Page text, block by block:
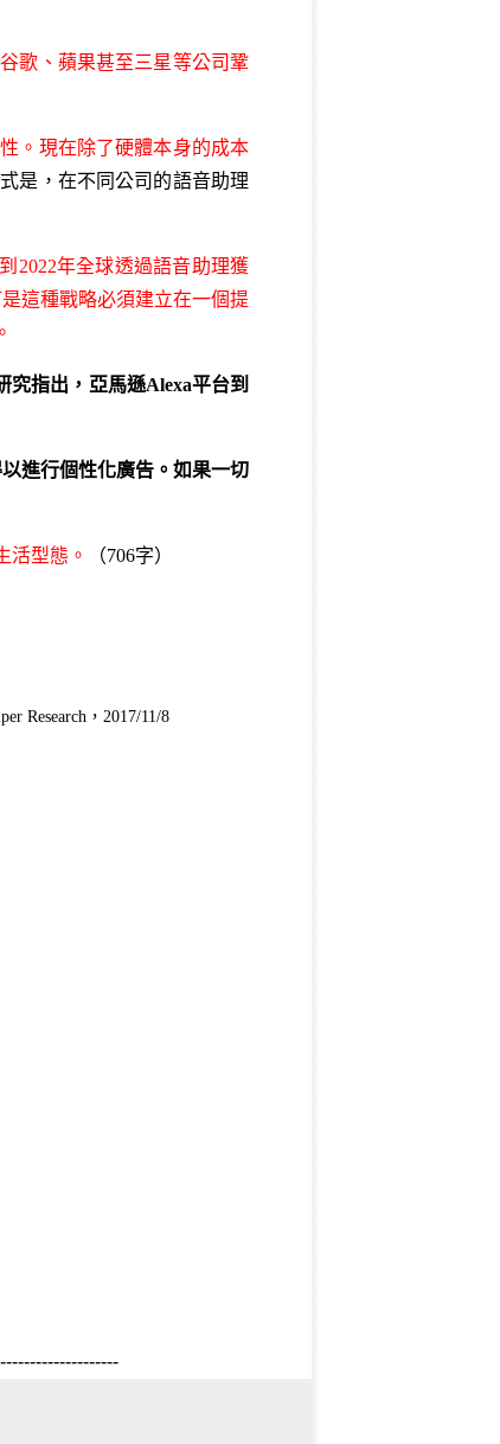
歌、蘋果甚至三星等公司鞏
。現在除了硬體本身的成本
是，在不同公司的語音助理
2022年全球透過語音助理獲
這種戰略必須建立在一個提
究指出，亞馬遜Alexa平台到
進行個性化廣告。如果一切
活型態。 （706字）
Research，2017/11/8